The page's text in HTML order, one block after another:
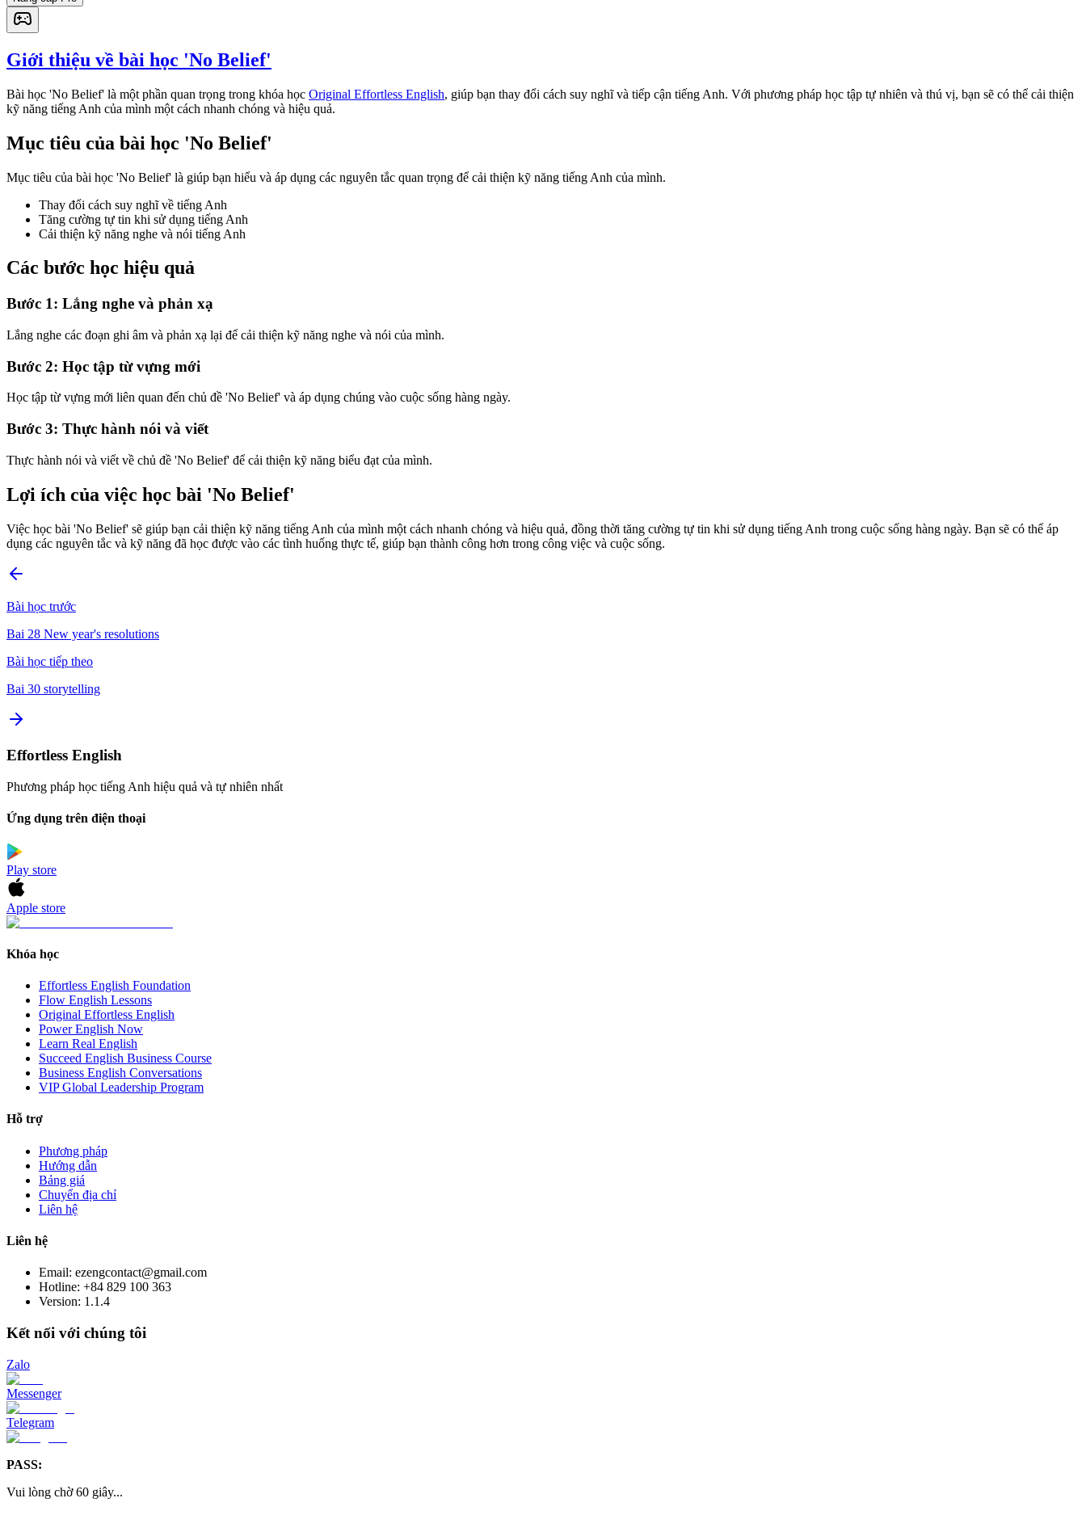
Giới thiệu về bài học 'No Belief'
Bài học 'No Belief' là một phần quan trọng trong khóa học Original Effortless English, giúp bạn thay đổi cách suy nghĩ và tiếp cận tiếng Anh. Với phương pháp học tập tự nhiên và thú vị, bạn sẽ có thể cải thiện
kỹ năng tiếng Anh của mình một cách nhanh chóng và hiệu quả.
Mục tiêu của bài học 'No Belief'
Mục tiêu của bài học 'No Belief' là giúp bạn hiểu và áp dụng các nguyên tắc quan trọng để cải thiện kỹ năng tiếng Anh của mình.
Thay đổi cách suy nghĩ về tiếng Anh
Tăng cường tự tin khi sử dụng tiếng Anh
Cải thiện kỹ năng nghe và nói tiếng Anh
Các bước học hiệu quả
Bước 1: Lắng nghe và phản xạ
Lắng nghe các đoạn ghi âm và phản xạ lại để cải thiện kỹ năng nghe và nói của mình.
Bước 2: Học tập từ vựng mới
Học tập từ vựng mới liên quan đến chủ đề 'No Belief' và áp dụng chúng vào cuộc sống hàng ngày.
Bước 3: Thực hành nói và viết
Thực hành nói và viết về chủ đề 'No Belief' để cải thiện kỹ năng biểu đạt của mình.
Lợi ích của việc học bài 'No Belief'
Việc học bài 'No Belief' sẽ giúp bạn cải thiện kỹ năng tiếng Anh của mình một cách nhanh chóng và hiệu quả, đồng thời tăng cường tự tin khi sử dụng tiếng Anh trong cuộc sống hàng ngày. Bạn sẽ có thể áp
dụng các nguyên tắc và kỹ năng đã học được vào các tình huống thực tế, giúp bạn thành công hơn trong công việc và cuộc sống.
Bài học trước
Bai 28 New year's resolutions
Bài học tiếp theo
Bai 30 storytelling
Effortless English
Phương pháp học tiếng Anh hiệu quả và tự nhiên nhất
Ứng dụng trên điện thoại
Play store
Apple store
Khóa học
Effortless English Foundation
Flow English Lessons
Original Effortless English
Power English Now
Learn Real English
Succeed English Business Course
Business English Conversations
VIP Global Leadership Program
Hỗ trợ
Phương pháp
Hướng dẫn
Bảng giá
Chuyển địa chỉ
Liên hệ
Liên hệ
Email: ezengcontact@gmail.com
Hotline: +84 829 100 363
Version: 1.1.4
Kết nối với chúng tôi
Zalo
Messenger
Telegram
PASS:
Vui lòng chờ 60 giây...